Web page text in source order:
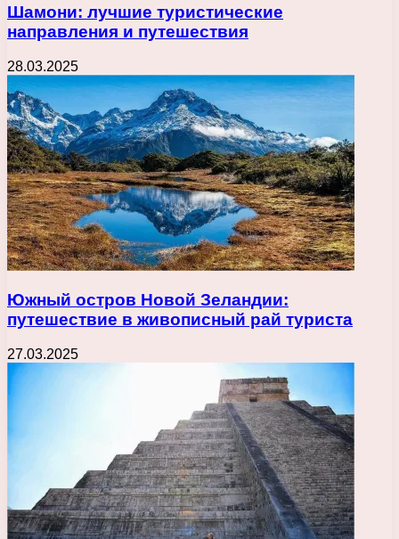
Шамони: лучшие туристические
направления и путешествия
28.03.2025
Южный остров Новой Зеландии:
путешествие в живописный рай туриста
27.03.2025